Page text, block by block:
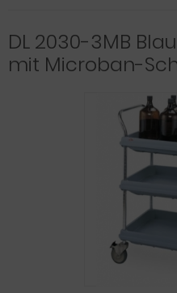
DL 2030-3MB
mit Microban-